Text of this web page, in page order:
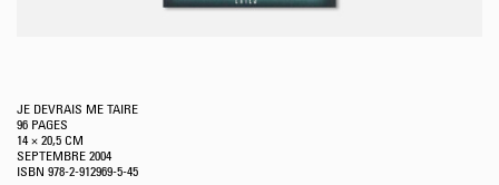
JE DEVRAIS ME TAIRE
96 PAGES
14 × 20,5 CM
SEPTEMBRE 2004
ISBN 978-2-912969-5-45